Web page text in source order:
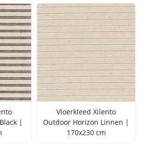
|
Vloerkleed Xilento
Outdoor Horizon Linnen |
170x230 cm